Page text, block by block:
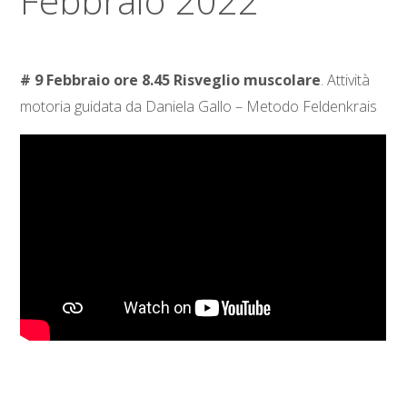
# 9 Febbraio ore 8.45 Risveglio muscolare. Attività
motoria guidata da Daniela Gallo – Metodo Feldenkrais